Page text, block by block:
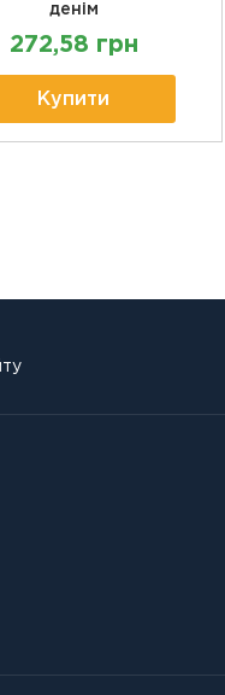
денім
272,58 грн
Купити